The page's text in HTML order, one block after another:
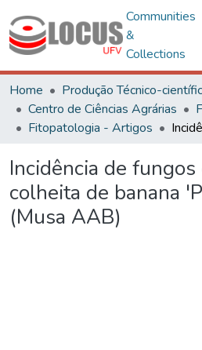
Communities
&
Collections
Home
Produção Técnico-
Centro de Ciências Agrárias
Fitopatologia - Artigos
Incidência de
colheita de banana
(Musa AAB)